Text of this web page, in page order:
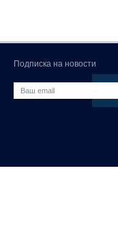
Подписка на новости